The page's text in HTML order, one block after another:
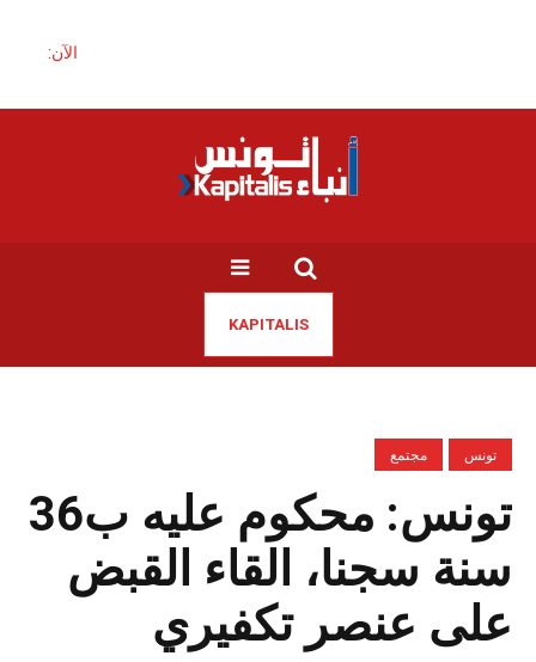
الآن:
KAPITALIS
تونس مجتمع
تونس: محكوم عليه ب36
سنة سجنا، القاء القبض
على عنصر تكفيري